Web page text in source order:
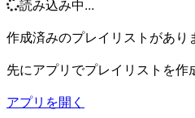
読み込み中...
作成済みのプレイリストがあり
先にアプリでプレイリストを作
アプリを開く